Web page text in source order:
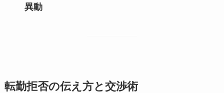
異動
転勤拒否の伝え方と交渉術